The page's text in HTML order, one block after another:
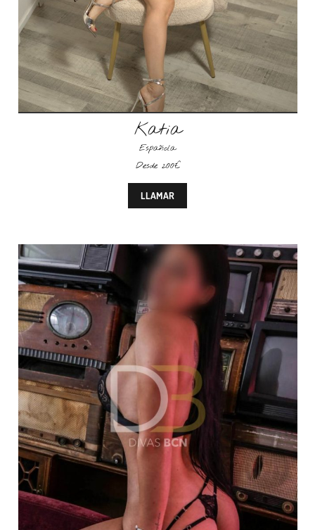
Katia
Española
Desde 200€
LLAMAR